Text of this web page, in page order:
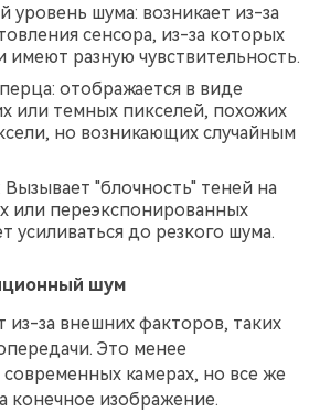
уровень шума: возникает из-за
сенсора, из-за которых
имеют разную чувствительность.
отображается в виде
или темных пикселей, похожих
но возникающих случайным
"блочность" теней на
или переэкспонированных
усиливаться до резкого шума.
шум
из-за внешних факторов, таких
Это менее
камерах, но все же
конечное изображение.